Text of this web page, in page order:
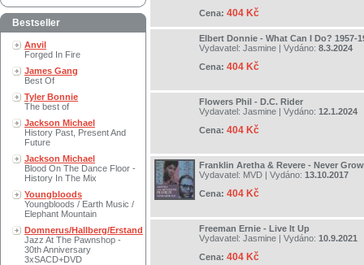
Bestseller
Anvil
Forged In Fire
James Gang
Best Of
Tyler Bonnie
The best of
Jackson Michael
History Past, Present And
Future
Jackson Michael
Blood On The Dance Floor -
History In The Mix
Youngbloods
Youngbloods / Earth Music /
Elephant Mountain
Domnerus/Hallberg/Erstand
Jazz At The Pawnshop -
30th Anniversary
3xSACD+DVD
Cena: 404 Kč
Elbert Donnie - What Can I Do? 1957-
Vydavatel: Jasmine | Vydáno: 8.3.2024
Cena: 404 Kč
Flowers Phil - D.C. Rider
Vydavatel: Jasmine | Vydáno: 12.1.2024
Cena: 404 Kč
Franklin Aretha & Revere - Never
Vydavatel: MVD | Vydáno: 13.10.2017
Cena: 404 Kč
Freeman Ernie - Live It Up
Vydavatel: Jasmine | Vydáno: 10.9.2021
Cena: 404 Kč